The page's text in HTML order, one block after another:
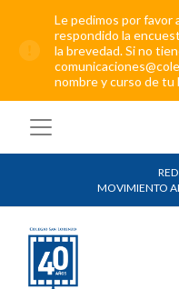
Le pedimos por favor
respondido la
la brevedad. Si no
nombre y curso de tu
MOVIMIENTO